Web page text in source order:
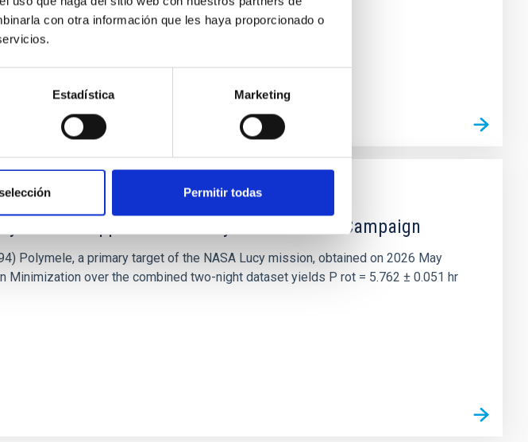
con otra información que les haya proporcionado o
Estadística Marketing
Permitir todas
in Support of the Lucy Mutual Event Campaign
Polymele, a primary target of the NASA Lucy mission, obtained on 2026 May
over the combined two-night dataset yields P rot = 5.762 ± 0.051 hr